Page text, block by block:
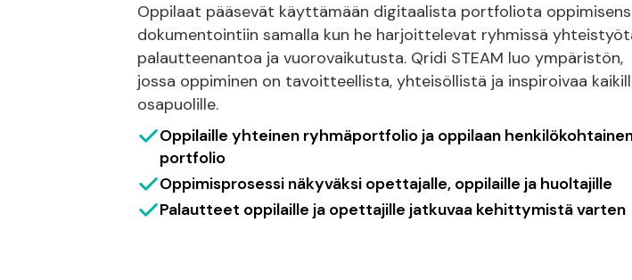
Oppilaat pääsevät käyttämään digitaalista portfoliota
dokumentointiin samalla kun he harjoittelevat ryhmissä
palautteenantoa ja vuorovaikutusta. Qridi STEAM luo ympäristön,
jossa oppiminen on tavoitteellista, yhteisöllistä ja inspiroivaa
osapuolille.
Oppilaille yhteinen ryhmäportfolio ja oppilaan
portfolio
Oppimisprosessi näkyväksi opettajalle, oppilaille ja huoltajille
Palautteet oppilaille ja opettajille jatkuvaa kehittymistä varten